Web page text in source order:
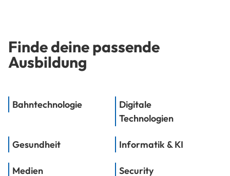
Finde deine passende
Ausbildung
Bahntechnologie
Digitale
Technologien
Gesundheit Informatik & KI
Medien Security